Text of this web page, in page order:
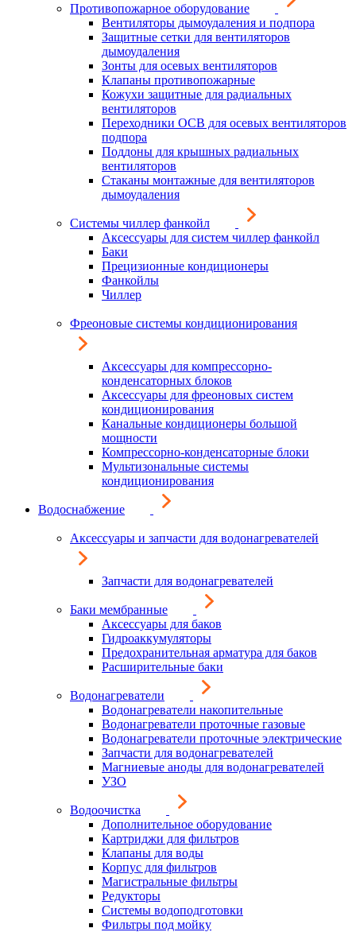
Противопожарное оборудование
Вентиляторы дымоудаления и подпора
Защитные сетки для вентиляторов
дымоудаления
Зонты для осевых вентиляторов
Клапаны противопожарные
Кожухи защитные для радиальных
вентиляторов
Переходники ОСВ для осевых вентиляторов
подпора
Поддоны для крышных радиальных
вентиляторов
Стаканы монтажные для вентиляторов
дымоудаления
Системы чиллер фанкойл
Аксессуары для систем чиллер фанкойл
Баки
Прецизионные кондиционеры
Фанкойлы
Чиллер
Фреоновые системы кондиционирования
Аксессуары для компрессорно-
конденсаторных блоков
Аксессуары для фреоновых систем
кондиционирования
Канальные кондиционеры большой
мощности
Компрессорно-конденсаторные блоки
Мультизональные системы
кондиционирования
Водоснабжение
Аксессуары и запчасти для водонагревателей
Запчасти для водонагревателей
Баки мембранные
Аксессуары для баков
Гидроаккумуляторы
Предохранительная арматура для баков
Расширительные баки
Водонагреватели
Водонагреватели накопительные
Водонагреватели проточные газовые
Водонагреватели проточные электрические
Запчасти для водонагревателей
Магниевые аноды для водонагревателей
УЗО
Водоочистка
Дополнительное оборудование
Картриджи для фильтров
Клапаны для воды
Корпус для фильтров
Магистральные фильтры
Редукторы
Системы водоподготовки
Фильтры под мойку